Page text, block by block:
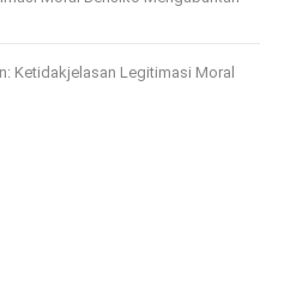
Ketidakjelasan Legitimasi Moral